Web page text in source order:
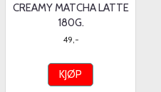
CREAMY MATCHA LATTE
180G.
49,-
KJØP